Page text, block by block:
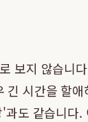
보지 않습니
시간을 할
도 같습니다